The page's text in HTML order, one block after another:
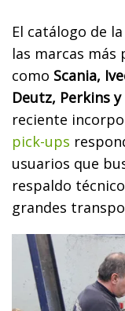
El catálogo de
las marcas
como Scania,
Deutz, Perkins
reciente
pick-ups
usuarios que
respaldo
grandes